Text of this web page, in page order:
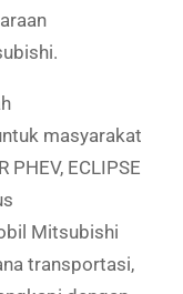
masyarakat
ECLIPSE
Mitsubishi
transportasi,